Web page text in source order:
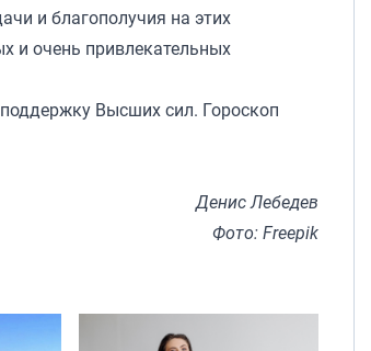
и благополучия на этих
и очень привлекательных
Высших сил. Гороскоп
Денис Лебедев
Фото: Freepik